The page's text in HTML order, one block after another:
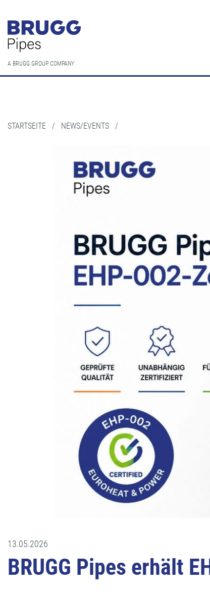
A BRUGG GROUP COMPANY
STARTSEITE / NEWS/EVENTS /
13.05.2026
BRUGG Pipes erhält